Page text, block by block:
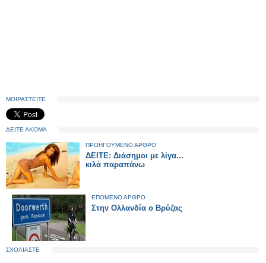
ΜΟΙΡΑΣΤΕΙΤΕ
ΔΕΙΤΕ ΑΚΟΜΑ
ΠΡΟΗΓΟΥΜΕΝΟ ΑΡΘΡΟ
ΔΕΙΤΕ: Διάσημοι με λίγα...
κιλά παραπάνω
ΕΠΟΜΕΝΟ ΑΡΘΡΟ
Στην Ολλανδία ο Βρύζας
ΣΧΟΛΙΑΣΤΕ